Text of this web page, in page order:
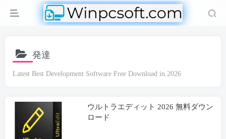
発達
Latest Best Development Software Free Download in 2026
ウルトラエディット 2026 無料ダウン
ロード